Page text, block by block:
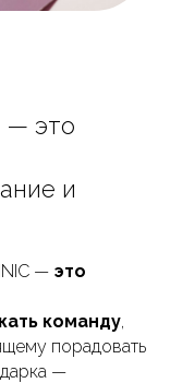
— это
и
— это
команду,
порадовать
—